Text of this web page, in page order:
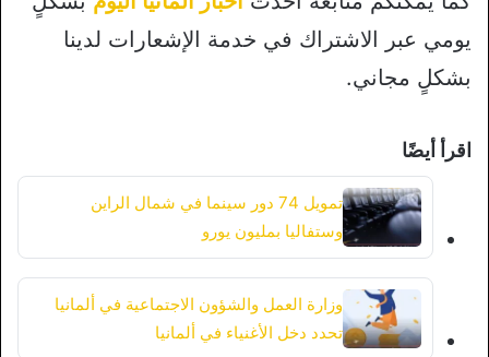
يومي عبر الاشتراك في خدمة الإشعارات لدينا
بشكلٍ مجاني.
اقرأ أيضًا
تمويل 74 دور سينما في شمال الراين
وستفاليا بمليون يورو
وزارة العمل والشؤون الاجتماعية في ألمانيا
تحدد دخل الأغنياء في ألمانيا